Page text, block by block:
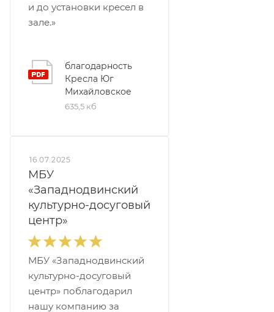
и до установки кресел в
зале.»
благодарность
Кресла Юг
Михайловское
635,5 кб
16.07.2025
МБУ
«Западнодвинский
культурно-досуговый
центр»
МБУ «Западнодвинский
культурно-досуговый
центр» поблагодарил
нашу компанию за